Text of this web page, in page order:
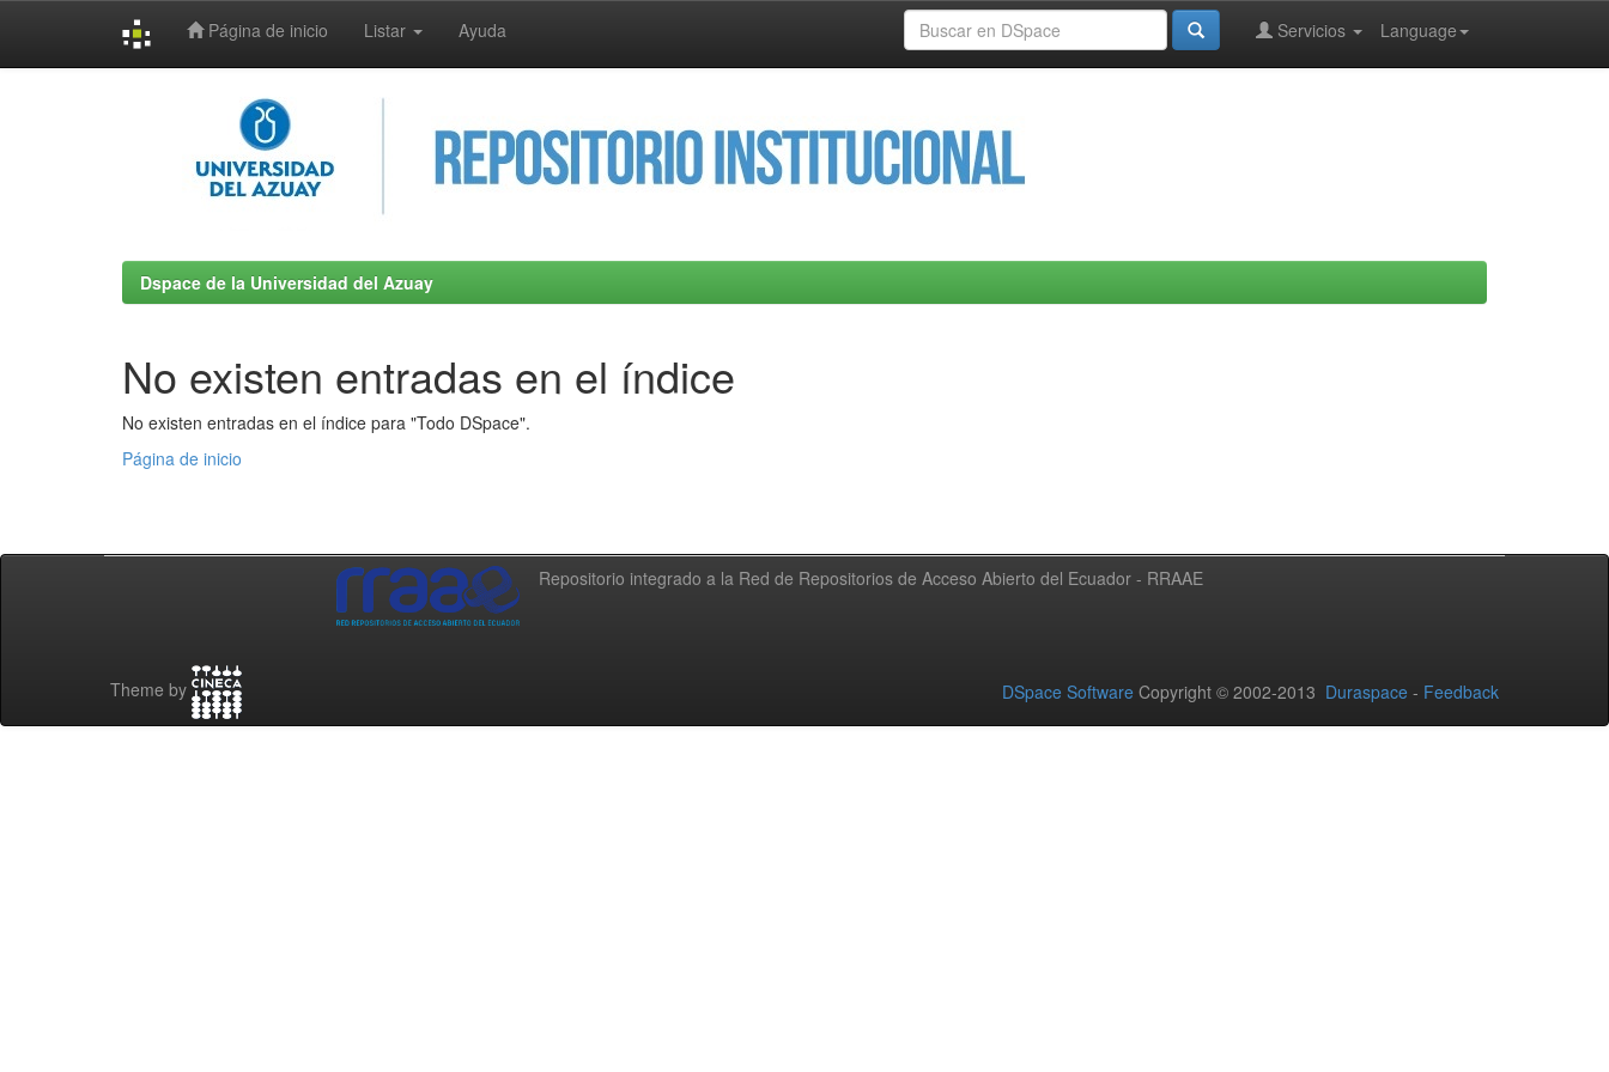
Página de inicio Listar Ayuda Language
Servicios
Dspace de la Universidad del Azuay
No existen entradas en el índice
No existen entradas en el índice para "Todo DSpace".
Página de inicio
Repositorio integrado a la Red de Repositorios de Acceso Abierto del Ecuador - RRAAE
Theme by DSpace Software Copyright © 2002-2013 Duraspace - Feedback